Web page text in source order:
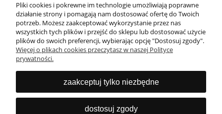
Masz pytania?
Zadzwoń lub napisz
info@obrabiarki.pro
Pliki cookies i pokrewne im technologie umożliwiają poprawne
działanie strony i pomagają nam dostosować ofertę do Twoich
potrzeb. Możesz zaakceptować wykorzystanie przez nas
wszystkich tych plików i przejść do sklepu lub dostosować użycie
plików do swoich preferencji, wybierając opcję "Dostosuj zgody".
Więcej o plikach cookies przeczytasz w naszej Polityce
prywatności.
zaakceptuj tylko niezbędne
dostosuj zgody